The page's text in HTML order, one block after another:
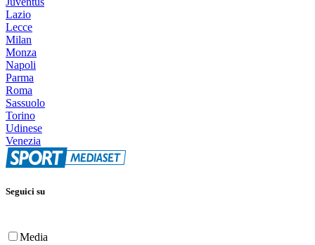
Lazio
Lecce
Milan
Monza
Napoli
Parma
Roma
Sassuolo
Torino
Udinese
Venezia
Seguici su
Media